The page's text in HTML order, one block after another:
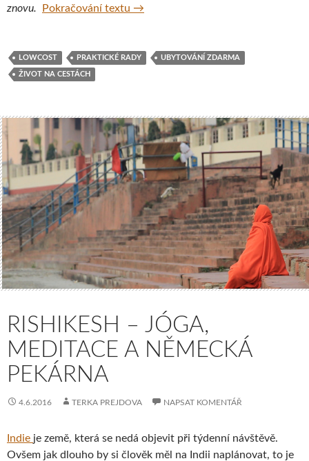
znovu.
Pokračování textu Workaway – další možnost, jak
→
LOWCOST PRAKTICKÉ RADY UBYTOVÁNÍ ZDARMA
ŽIVOT NA CESTÁCH
RISHIKESH – JÓGA,
MEDITACE A NĚMECKÁ
PEKÁRNA
4.6.2016 TERKA PREJDOVA NAPSAT KOMENTÁŘ
Indie je země, která se nedá objevit při týdenní návštěvě.
Ovšem jak dlouho by si člověk měl na Indii naplánovat, to je